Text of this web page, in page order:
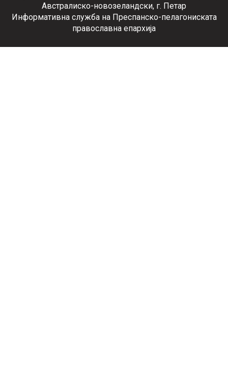
Австралиско-новозеландски, г. Петар
Информативна служба на Преспанско-пелагониската
православна епархија